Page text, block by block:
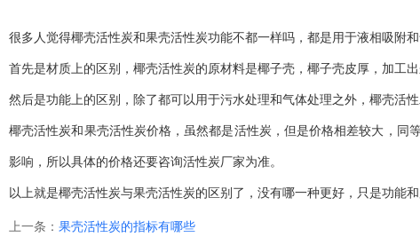
很多人觉得椰壳活性炭和果壳活性炭功能不都一样吗，都是用于液相吸附
首先是材质上的区别，椰壳活性炭的原材料是椰子壳，椰子壳皮厚，加工
然后是功能上的区别，除了都可以用于污水处理和气体处理之外，椰壳活
椰壳活性炭和果壳活性炭价格，虽然都是活性炭，但是价格相差较大，
影响，所以具体的价格还要咨询活性炭厂家为准。
以上就是椰壳活性炭与果壳活性炭的区别了，没有哪一种更好，只是功能
上一条： 果壳活性炭的指标有哪些